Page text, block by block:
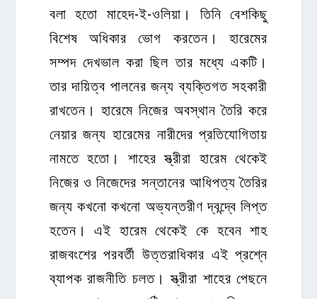
বলা হতো মাহেদ-ই-ওলিয়া। তিনি বেশকিছু
বিশেষ অধিকার ভোগ করতেন। হারেমের
সম্পদ দেখভাল করা ছিল তার মধ্যে একটি।
তার দায়িত্ব পালনের জন্য ব্যক্তিগত সহকারী
রাখতেন। হারেমে নিজের অবস্থান তৈরি করে
নেয়ার জন্য হারেমের নারীদের প্রতিযোগিতায়
নামতে হতো। শাহের স্ত্রীরা হারেম থেকেই
নিজের ও নিজেদের সন্তানের আধিপত্য তৈরির
জন্য কখনো কখনো অভ্যন্তরীণ দ্বন্দ্বে লিপ্ত
হতেন। এই হারেম থেকেই কে হবেন শাহ
রাজবংশের পরবর্তী উত্তরাধিকার এই প্রশ্নে
ব্যাপক রাজনীতি চলত। স্ত্রীরা শাহের পেছনে